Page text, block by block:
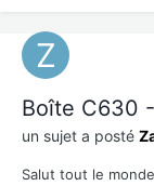
Boîte C630
un sujet a posté
Salut tout le